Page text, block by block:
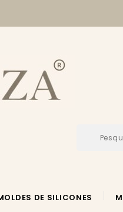
MOLDES DE SILICONES